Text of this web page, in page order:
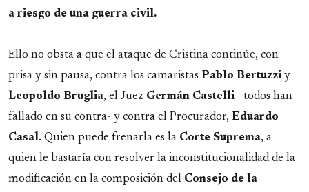
a riesgo de una guerra civil.
Ello no obsta a que el ataque de Cristina continúe, con
prisa y sin pausa, contra los camaristas Pablo Bertuzzi y
Leopoldo Bruglia, el Juez Germán Castelli –todos han
fallado en su contra- y contra el Procurador, Eduardo
Casal. Quien puede frenarla es la Corte Suprema, a
quien le bastaría con resolver la inconstitucionalidad de la
modificación en la composición del Consejo de la